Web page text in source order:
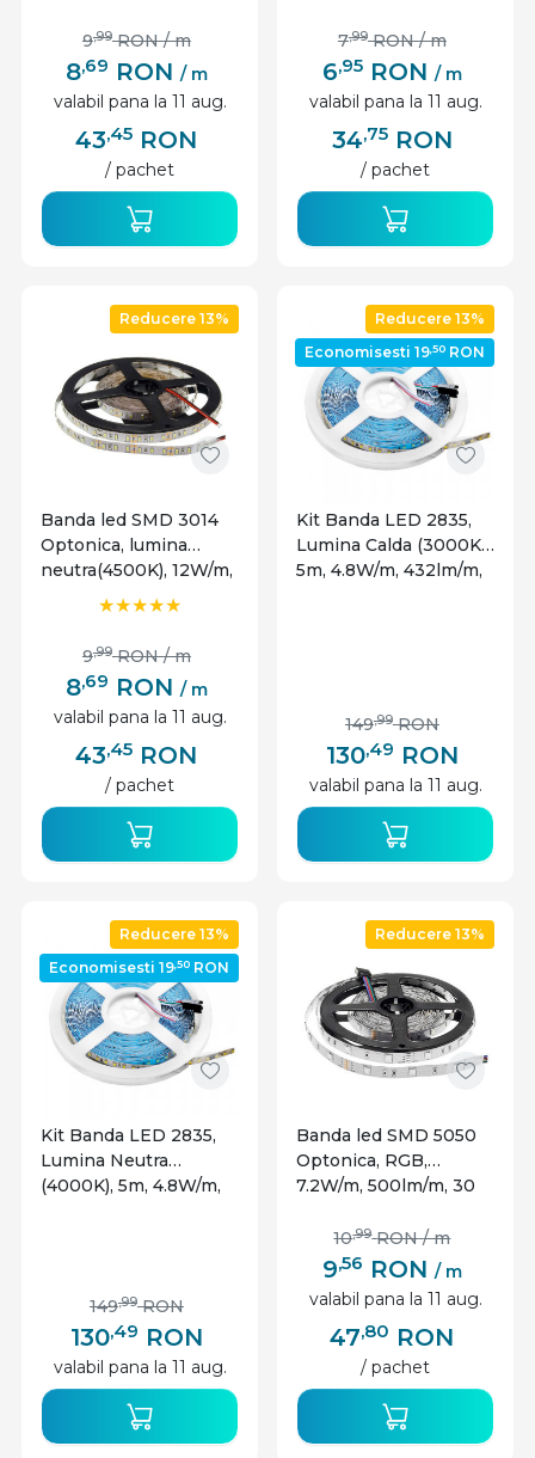
8,69 RON / m
9,99 RON / m
valabil pana la 11 aug.
43,45 RON
/ pachet
6,95 RON / m
7,99 RON / m
valabil pana la 11 aug.
34,75 RON
/ pachet
Reducere 13%
Banda led SMD 3014
Optonica, lumina
neutra(4500K), 12W/m,
1000lm/m, 120
8,69 RON / m
9,99 RON / m
valabil pana la 11 aug.
43,45 RON
/ pachet
Reducere 13%
Economisesti 19,50 RON
Kit Banda LED 2835,
Lumina Calda (3000K),
5m, 4.8W/m, 432lm/m,
130,49 RON
149,99 RON
valabil pana la 11 aug.
Reducere 13%
Economisesti 19,50 RON
Kit Banda LED 2835,
Lumina Neutra
(4000K), 5m, 4.8W/m,
130,49 RON
149,99 RON
valabil pana la 11 aug.
Reducere 13%
Banda led SMD 5050
Optonica, RGB,
7.2W/m, 500lm/m, 30
9,56 RON / m
10,99 RON / m
valabil pana la 11 aug.
47,80 RON
/ pachet